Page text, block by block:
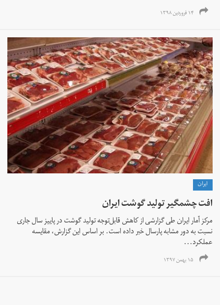
۱۴ فروردین ۱۳۹۸
ايران
افت چشمگیر تولید گوشت ایران
مرکز آمار ایران طی گزارشی از کاهش قابل‌توجه تولید گوشت در پاییز سال جاری
نسبت به دور مشابه پارسال خبر داده است. بر اساس این گزارش، مقایسه
عملکرد...
۱۵ بهمن ۱۳۹۷